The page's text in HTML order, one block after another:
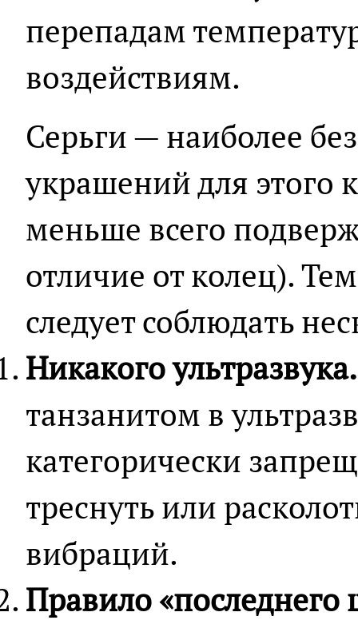
перепадам
воздействиям.
Серьги — наиболее
украшений для этого
меньше всего
отличие от колец).
следует соблюдать
Никакого ультразвука.
танзанитом в
категорически
треснуть или
вибраций.
Правило «последнего